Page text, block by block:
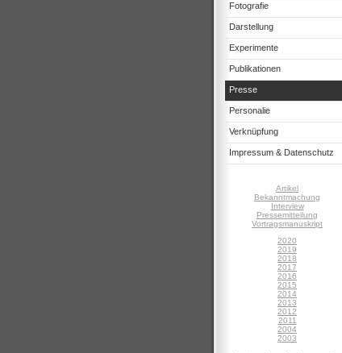
Fotografie
Darstellung
Experimente
Publikationen
Presse
Personalie
Verknüpfung
Impressum & Datenschutz
Artikel
Bekanntmachung
Interview
Pressemitteilung
Vortragsmanuskript
2020
2019
2018
2017
2016
2015
2014
2013
2012
2011
2004
2003